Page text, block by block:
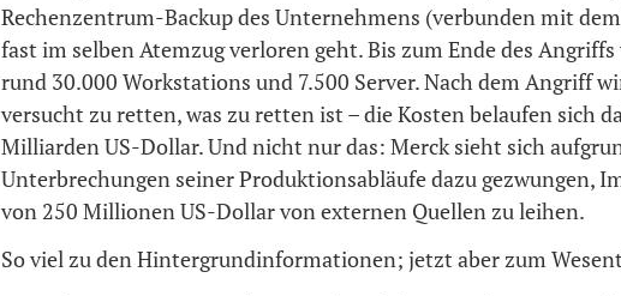
Rechenzentrum-Backup des Unternehmens (verbunden mit
fast im selben Atemzug verloren geht. Bis zum Ende des
rund 30.000 Workstations und 7.500 Server. Nach dem Angriff
versucht zu retten, was zu retten ist – die Kosten belaufen sich
Milliarden US-Dollar. Und nicht nur das: Merck sieht sich
Unterbrechungen seiner Produktionsabläufe dazu gezwungen,
von 250 Millionen US-Dollar von externen Quellen zu leihen.
So viel zu den Hintergrundinformationen; jetzt aber zum